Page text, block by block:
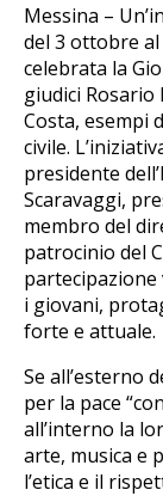
Messina –
del 3 ottobre
celebrata la
giudici Rosario
Costa, esempi
civile.
presidente
Scaravaggi,
membro del
patrocinio del
partecipazione
i giovani,
forte e attuale.
Se all’esterno
per la pace
all’interno la
arte, musica e
l’etica e il